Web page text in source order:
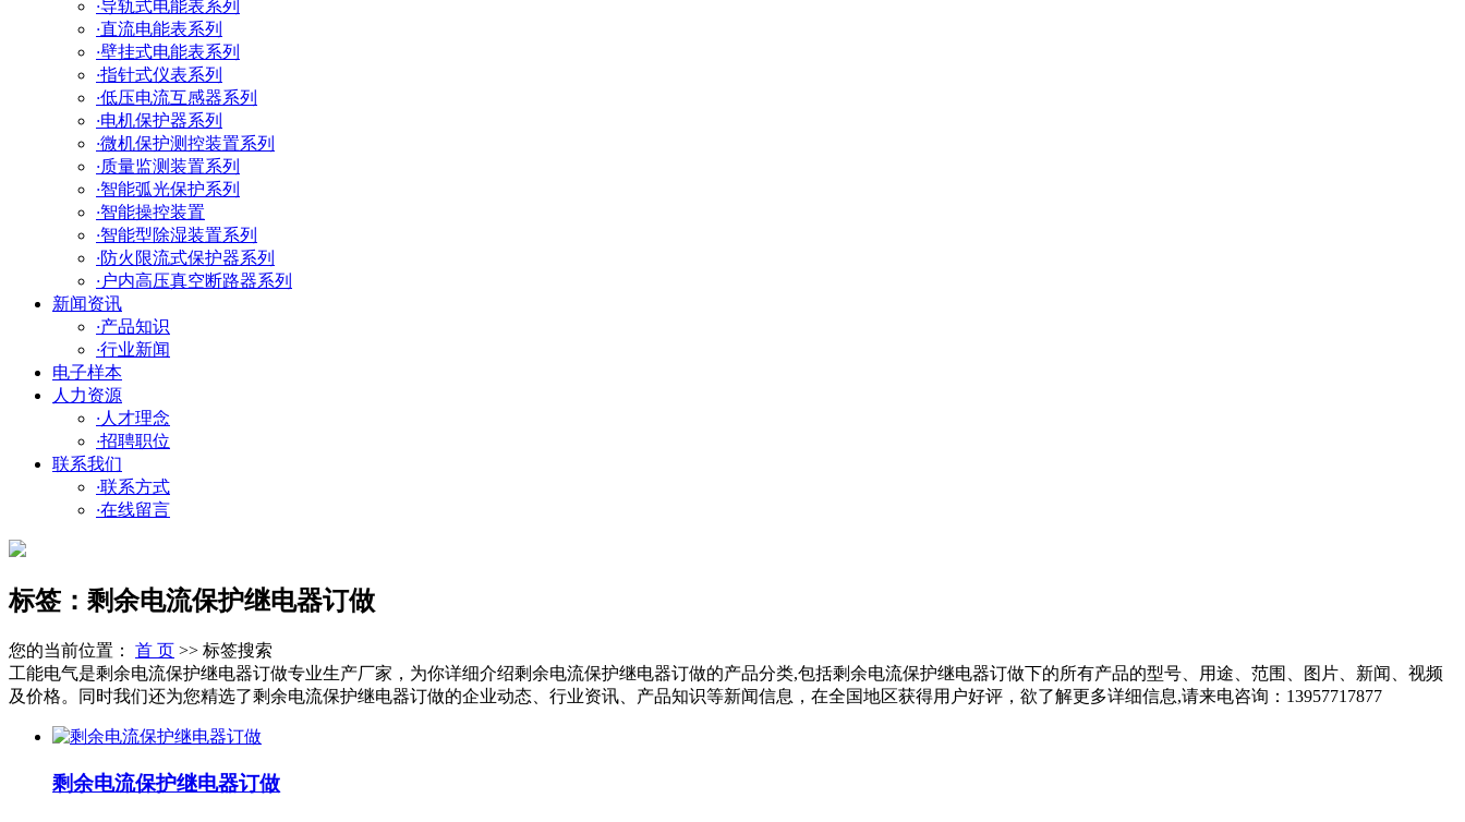
·导轨式电能表系列
·直流电能表系列
·壁挂式电能表系列
·指针式仪表系列
·低压电流互感器系列
·电机保护器系列
·微机保护测控装置系列
·质量监测装置系列
·智能弧光保护系列
·智能操控装置
·智能型除湿装置系列
·防火限流式保护器系列
· 户内高压真空断路器系列
新闻资讯
·产品知识
·行业新闻
电子样本
人力资源
· 人才理念
·招聘职位
联系我们
·联系方式
·在线留言
标签：剩余电流保护继电器订做
您的当前位置： 首 页 >> 标签搜索
工能电气是剩余电流保护继电器订做专业生产厂家，为你详细介绍剩余电流保护继电器订做的产品分类,包括剩余电流保护继电器订做下的所有产品的型号、用途、范围、图片、新闻、视频
及价格。同时我们还为您精选了剩余电流保护继电器订做的企业动态、行业资讯、产品知识等新闻信息，在全国地区获得用户好评，欲了解更多详细信息,请来电咨询：13957717877
剩余电流保护继电器订做